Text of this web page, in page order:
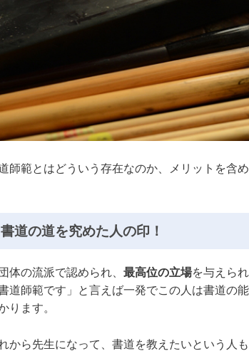
師範とはどういう存在なのか、メリットを含
書道の道を究めた人の印！
体の流派で認められ、 最高位の立場を与えら
書道師範です」と言えば一発でこの人は書道の
ります。
から先生になって、書道を教えたいという人も